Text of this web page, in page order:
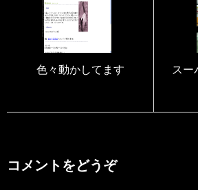
色々動かしてます
スー
コメントをどうぞ